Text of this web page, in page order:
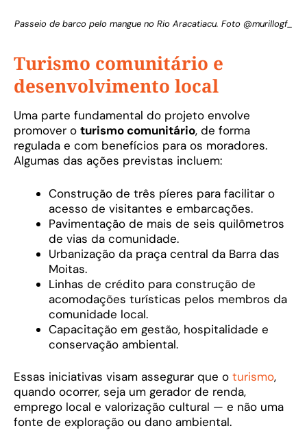
Passeio de barco pelo mangue no Rio Aracatiacu. Foto @murillogf_
Turismo comunitário e
desenvolvimento local
Uma parte fundamental do projeto envolve
promover o turismo comunitário, de forma
regulada e com benefícios para os moradores.
Algumas das ações previstas incluem:
Construção de três píeres para facilitar o
acesso de visitantes e embarcações.
Pavimentação de mais de seis quilômetros
de vias da comunidade.
Urbanização da praça central da Barra das
Moitas.
Linhas de crédito para construção de
acomodações turísticas pelos membros da
comunidade local.
Capacitação em gestão, hospitalidade e
conservação ambiental.
Essas iniciativas visam assegurar que o turismo,
quando ocorrer, seja um gerador de renda,
emprego local e valorização cultural — e não uma
fonte de exploração ou dano ambiental.